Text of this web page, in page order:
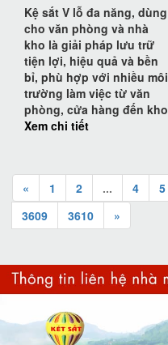
Kệ sắt V lỗ đa năng, dùng
cho văn phòng và nhà
kho là giải pháp lưu trữ
tiện lợi, hiệu quả và bền
bỉ, phù hợp với nhiều môi
trường làm việc từ văn
phòng, cửa hàng đến kho
Xem chi tiết
« 1 2 ... 4 5
3609
3610 »